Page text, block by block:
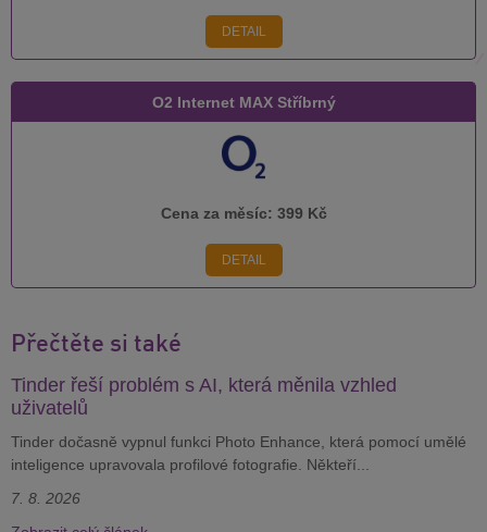
DETAIL
O2 Internet MAX Stříbrný
Cena za měsíc: 399 Kč
DETAIL
Přečtěte si také
Tinder řeší problém s AI, která měnila vzhled
uživatelů
Tinder dočasně vypnul funkci Photo Enhance, která pomocí umělé
inteligence upravovala profilové fotografie. Někteří...
7. 8. 2026